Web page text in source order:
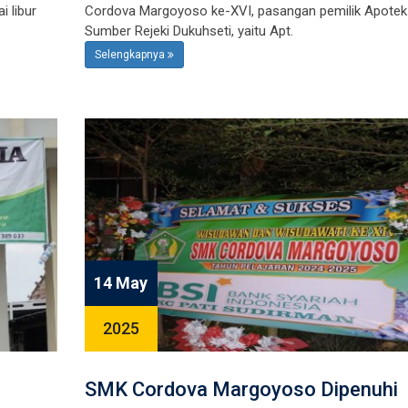
libur
Cordova Margoyoso ke-XVI, pasangan pemilik Apotek
Sumber Rejeki Dukuhseti, yaitu Apt.
Selengkapnya
14 May
2025
SMK Cordova Margoyoso Dipenuhi